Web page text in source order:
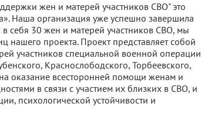
жен и матерей участников СВО" это
Наша организация уже успешно завершила
себя 30 жен и матерей участников СВО, мы
нашего проекта. Проект представляет собой
участников специальной военной операции
Краснослободского, Торбеевского,
оказание всесторонней помощи женам и
в связи с участием их близких в СВО, и
психологической устойчивости и